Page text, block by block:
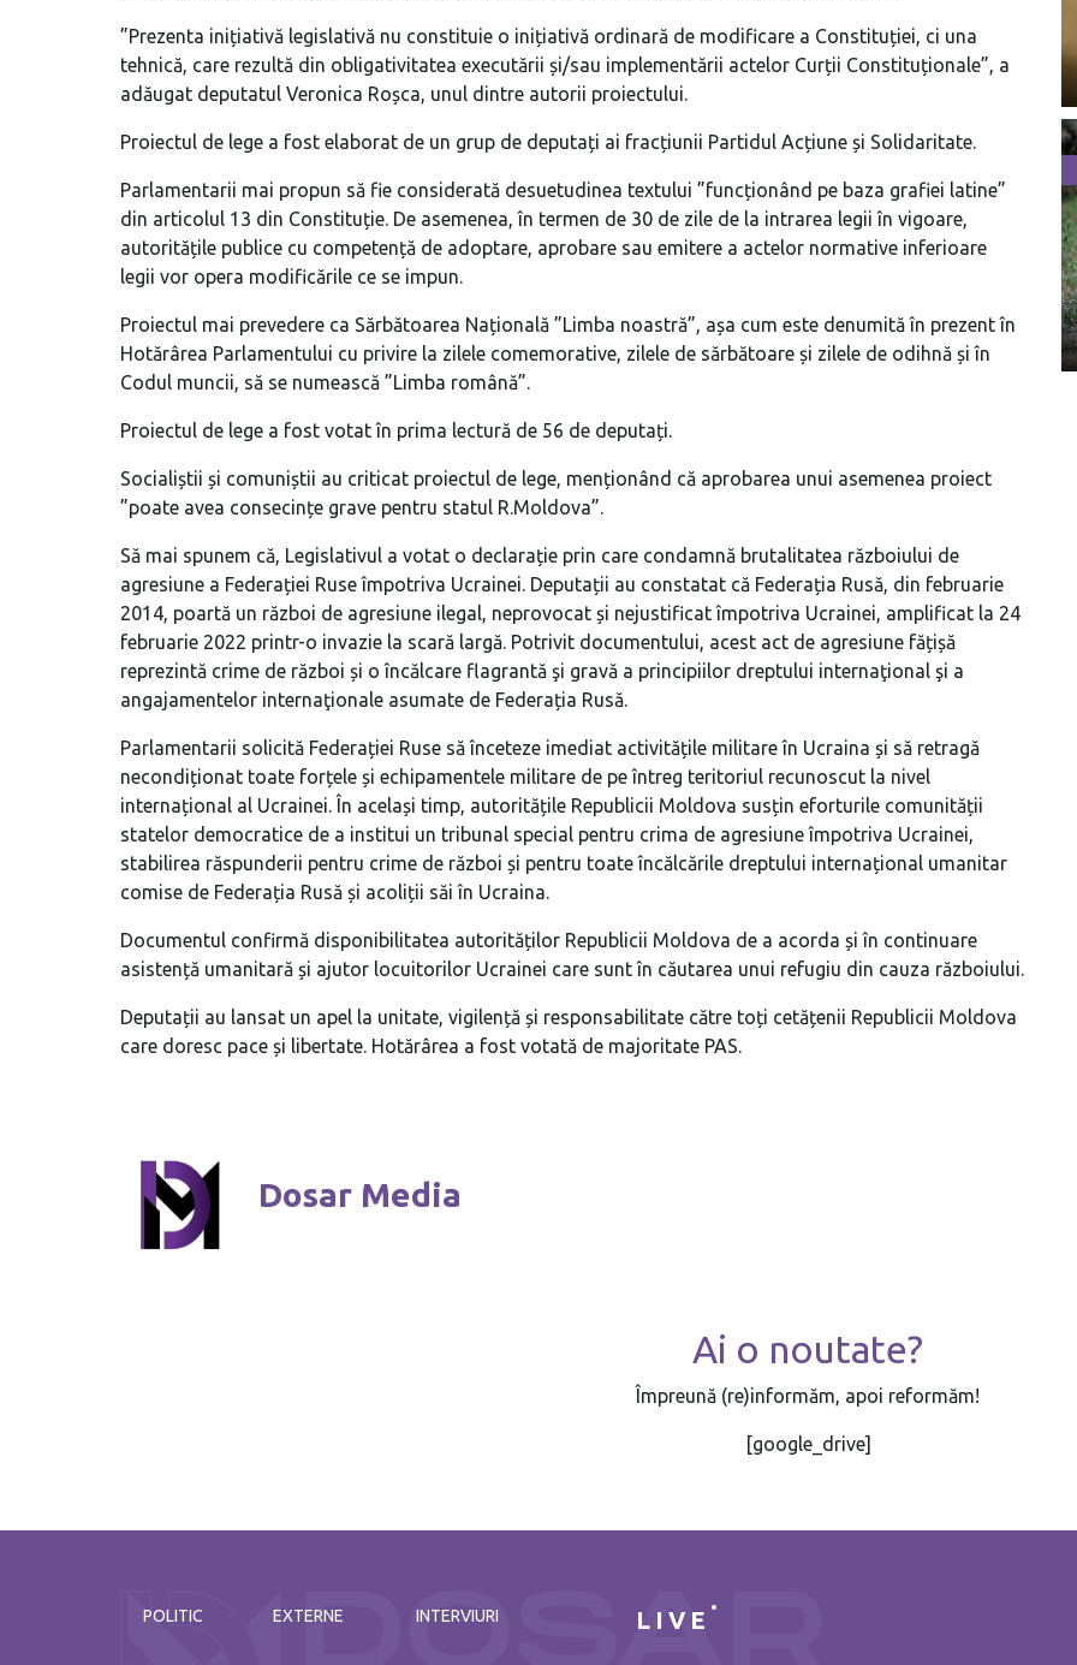
”Prezenta inițiativă legislativă nu constituie o inițiativă ordinară de modificare a Constituției, ci una
tehnică, care rezultă din obligativitatea executării și/sau implementării actelor Curții Constituționale”, a
adăugat deputatul Veronica Roșca, unul dintre autorii proiectului.
Proiectul de lege a fost elaborat de un grup de deputați ai fracțiunii Partidul Acțiune și Solidaritate.
Parlamentarii mai propun să fie considerată desuetudinea textului ”funcționând pe baza grafiei latine”
din articolul 13 din Constituție. De asemenea, în termen de 30 de zile de la intrarea legii în vigoare,
autoritățile publice cu competență de adoptare, aprobare sau emitere a actelor normative inferioare
legii vor opera modificările ce se impun.
Proiectul mai prevedere ca Sărbătoarea Națională ”Limba noastră”, așa cum este denumită în prezent în
Hotărârea Parlamentului cu privire la zilele comemorative, zilele de sărbătoare și zilele de odihnă și în
Codul muncii, să se numească ”Limba română”.
Proiectul de lege a fost votat în prima lectură de 56 de deputați.
Socialiștii și comuniștii au criticat proiectul de lege, menționând că aprobarea unui asemenea proiect
”poate avea consecințe grave pentru statul R.Moldova”.
Să mai spunem că, Legislativul a votat o declarație prin care condamnă brutalitatea războiului de
agresiune a Federației Ruse împotriva Ucrainei. Deputații au constatat că Federația Rusă, din februarie
2014, poartă un război de agresiune ilegal, neprovocat și nejustificat împotriva Ucrainei, amplificat la 24
februarie 2022 printr-o invazie la scară largă. Potrivit documentului, acest act de agresiune fățișă
reprezintă crime de război și o încălcare flagrantă şi gravă a principiilor dreptului internaţional şi a
angajamentelor internaţionale asumate de Federația Rusă.
Parlamentarii solicită Federației Ruse să înceteze imediat activitățile militare în Ucraina și să retragă
necondiționat toate forțele și echipamentele militare de pe întreg teritoriul recunoscut la nivel
internațional al Ucrainei. În același timp, autoritățile Republicii Moldova susțin eforturile comunității
statelor democratice de a institui un tribunal special pentru crima de agresiune împotriva Ucrainei,
stabilirea răspunderii pentru crime de război și pentru toate încălcările dreptului internațional umanitar
comise de Federația Rusă și acoliții săi în Ucraina.
Documentul confirmă disponibilitatea autorităților Republicii Moldova de a acorda și în continuare
asistență umanitară și ajutor locuitorilor Ucrainei care sunt în căutarea unui refugiu din cauza războiului.
Deputații au lansat un apel la unitate, vigilență și responsabilitate către toți cetățenii Republicii Moldova
care doresc pace și libertate. Hotărârea a fost votată de majoritate PAS.
Dosar Media
Ai o noutate?
Împreună (re)informăm, apoi reformăm!
[google_drive]
POLITIC EXTERNE INTERVIURI LIVE